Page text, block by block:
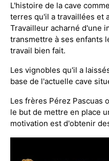
L'histoire de la cave
terres qu'il a travaillées et
Travailleur acharné d'une
transmettre à ses enfants
travail bien fait.
Les vignobles qu'il a
base de l'actuelle cave
Les frères Pérez Pascuas
le but de mettre en place
motivation est d'obtenir